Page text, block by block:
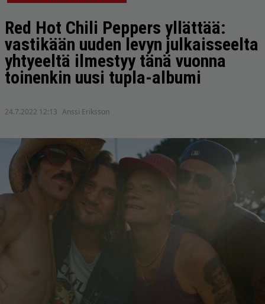
Red Hot Chili Peppers yllättää:
vastikään uuden levyn julkaisseelta
yhtyeeltä ilmestyy tänä vuonna
toinenkin uusi tupla-albumi
24.7.2022 12:13 Anssi Eriksson